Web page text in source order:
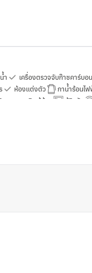
ก่อให้เกิดอาการภู
เครื่อง
ำ เครื่องตรวจจับก๊าซคาร์บอ
ห้องแต่งตัว กาน้ำร้อนไ
ดอาการภูมิแพ้น้อย ตู้นิรภัย